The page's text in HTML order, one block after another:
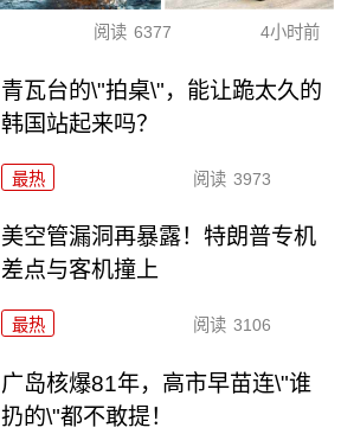
阅读 6377 4小时前
青瓦台的\"拍桌\"，能让跪太久的
韩国站起来吗？
最热 阅读 3973
美空管漏洞再暴露！特朗普专机
差点与客机撞上
最热 阅读 3106
广岛核爆81年，高市早苗连\"谁
扔的\"都不敢提！